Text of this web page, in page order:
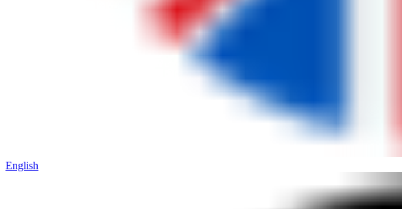
English